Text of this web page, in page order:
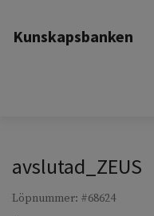
Kunskapsbanken
avslutad_ZEUS
Löpnummer: #68624